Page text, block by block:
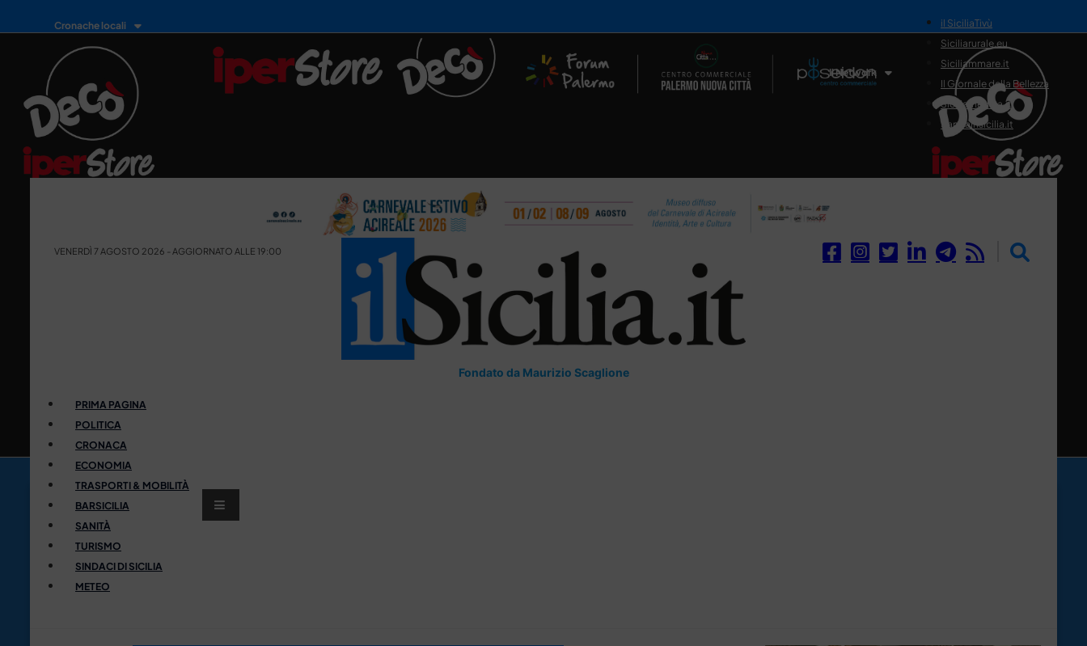
Cronache locali
Il Network
il SiciliaTivù
Siciliarurale.eu
Siciliammare.it
Il Giornale della Bellezza
Siciliamedica.it
Sanitainsicilia.it
VENERDÌ 7 AGOSTO 2026 - AGGIORNATO ALLE 19:00
Fondato da Maurizio Scaglione
PRIMA PAGINA
POLITICA
CRONACA
ECONOMIA
TRASPORTI & MOBILITÀ
BARSICILIA
SANITÀ
TURISMO
SINDACI DI SICILIA
METEO